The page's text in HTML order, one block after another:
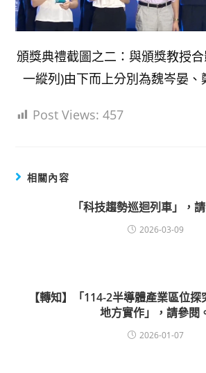
頒獎典禮截圖之二：與頒獎教授
一縱列)由下而上分別為魏岑晏、
Post Views: 457
相關內容
「科技趨勢巡迴列車」，
2026-03-09
【轉知】「114-2半導體產業區位
地方實作」，請參閱
2026-01-07